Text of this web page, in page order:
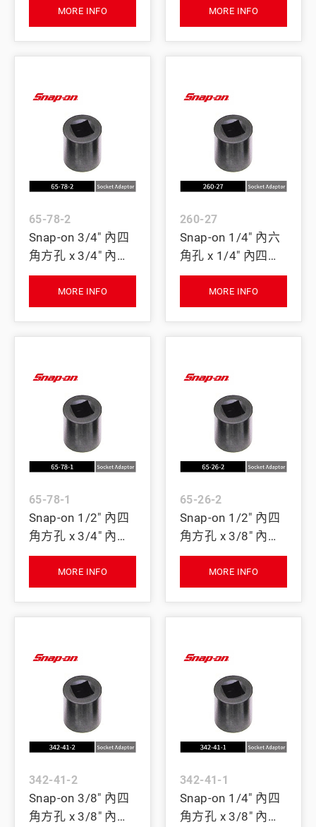
轉接器MORE INFO
筒轉接器MORE INFO
65-78-2
Snap-on 3/4" 內四
角方孔 x 3/4" 內四
角方孔 扭力校驗用
套筒轉接器
MORE INFO
260-27
Snap-on 1/4" 內六
角孔 x 1/4" 內四角
方孔 扭力校驗用套
筒轉接器MORE INFO
65-78-1
Snap-on 1/2" 內四
角方孔 x 3/4" 內四
角方孔 扭力校驗用
套筒轉接器
MORE INFO
65-26-2
Snap-on 1/2" 內四
角方孔 x 3/8" 內四
角方孔 扭力校驗用
套筒轉接器
MORE INFO
342-41-2
Snap-on 3/8" 內四
角方孔 x 3/8" 內四
342-41-1
Snap-on 1/4" 內四
角方孔 x 3/8" 內四